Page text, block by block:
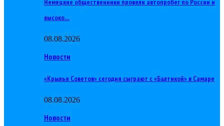
Немецкие общественники провели автопробег по России и
высоко…
08.08.2026
Новости
«Крылья Советов» сегодня сыграют с «Балтикой» в Самаре
08.08.2026
Новости